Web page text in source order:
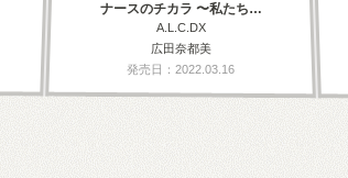
ナースのチカラ 〜私たち…
A.L.C.DX
広田奈都美
発売日：2022.03.16